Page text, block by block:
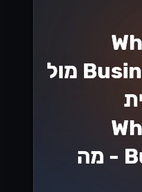
Business API מול
Business - מה